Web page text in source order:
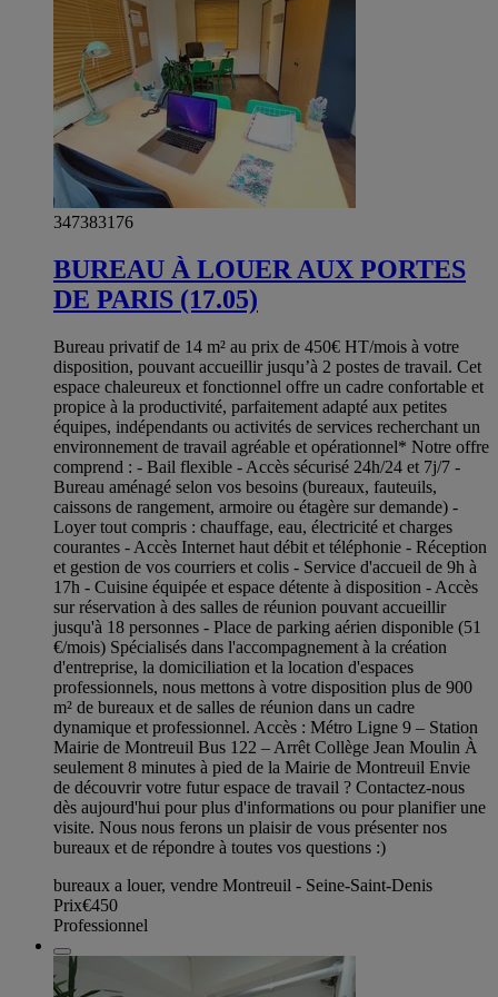
347383176
BUREAU À LOUER AUX PORTES
DE PARIS (17.05)
Bureau privatif de 14 m² au prix de 450€ HT/mois à votre
disposition, pouvant accueillir jusqu’à 2 postes de travail. Cet
espace chaleureux et fonctionnel offre un cadre confortable et
propice à la productivité, parfaitement adapté aux petites
équipes, indépendants ou activités de services recherchant un
environnement de travail agréable et opérationnel* Notre offre
comprend : - Bail flexible - Accès sécurisé 24h/24 et 7j/7 -
Bureau aménagé selon vos besoins (bureaux, fauteuils,
caissons de rangement, armoire ou étagère sur demande) -
Loyer tout compris : chauffage, eau, électricité et charges
courantes - Accès Internet haut débit et téléphonie - Réception
et gestion de vos courriers et colis - Service d'accueil de 9h à
17h - Cuisine équipée et espace détente à disposition - Accès
sur réservation à des salles de réunion pouvant accueillir
jusqu'à 18 personnes - Place de parking aérien disponible (51
€/mois) Spécialisés dans l'accompagnement à la création
d'entreprise, la domiciliation et la location d'espaces
professionnels, nous mettons à votre disposition plus de 900
m² de bureaux et de salles de réunion dans un cadre
dynamique et professionnel. Accès : Métro Ligne 9 – Station
Mairie de Montreuil Bus 122 – Arrêt Collège Jean Moulin À
seulement 8 minutes à pied de la Mairie de Montreuil Envie
de découvrir votre futur espace de travail ? Contactez-nous
dès aujourd'hui pour plus d'informations ou pour planifier une
visite. Nous nous ferons un plaisir de vous présenter nos
bureaux et de répondre à toutes vos questions :)
bureaux a louer, vendre Montreuil - Seine-Saint-Denis
Prix€450
Professionnel